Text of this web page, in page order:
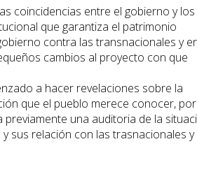
coincidencias entre el gobierno y los
que garantiza el patrimonio
contra las transnacionales y
cambios al proyecto con que
a hacer revelaciones sobre la
que el pueblo merece conocer,
una auditoria de la
sus relación con las trasnacionales y